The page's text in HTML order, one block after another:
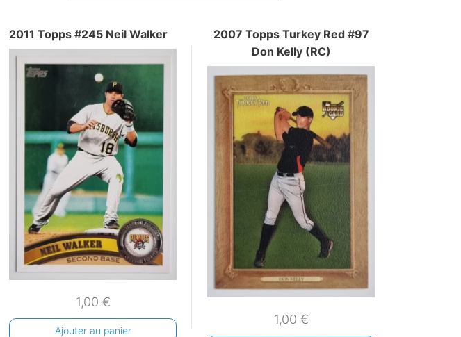
2011 Topps #245 Neil Walker
1,00 €
Ajouter au panier
2007 Topps Turkey Red #97
Don Kelly (RC)
1,00 €